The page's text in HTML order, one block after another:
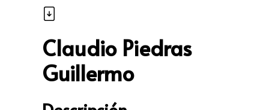
Claudio Piedras
Guillermo